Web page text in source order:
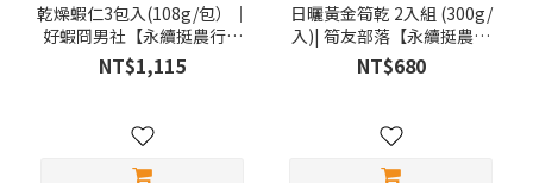
乾燥蝦仁3包入(108g/包）｜
好蝦冏男社【永續挺農行動
隊】【常溫｜7-11店到店】
【產地直送含運組】
NT$1,115
日曬黃金筍乾 2入組 (300g/
入)| 筍友部落【永續挺農行
動隊】【產地直送含運組】
NT$680